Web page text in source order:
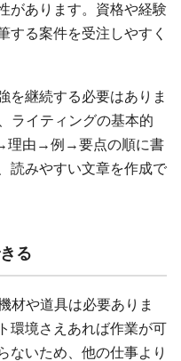
があります。資格や経験
する案件を受注しやすく
を継続する必要はありま
ライティングの基本的
理由→例→要点の順に書
読みやすい文章を作成で
る
材や道具は必要ありま
環境さえあれば作業が可
ないため、他の仕事より